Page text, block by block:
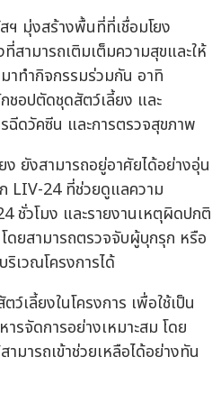
มุ่งสร้างพื้นที่ที่เชื่อมโยง
ที่สามารถเติมเต็มความสุขและให้
าทำกิจกรรมร่วมกัน อาทิ
ชอปตัดชุดสัตว์เลี้ยง และ
ฉีดวัคซีน และการตรวจสุขภาพ
ยังสามารถอยู่อาศัยได้อย่างอุ่น
LIV-24 ที่ช่วยดูแลความ
ชั่วโมง และรายงานเหตุผิดปกติ
ยสามารถตรวจจับผู้บุกรุก หรือ
เวณโครงการได้
เลี้ยงในโครงการ เพื่อใช้เป็น
รจัดการอย่างเหมาะสม โดย
มารถเข้าช่วยเหลือได้อย่างทัน